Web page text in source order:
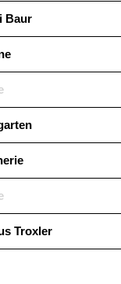
Baur
Trox­ler